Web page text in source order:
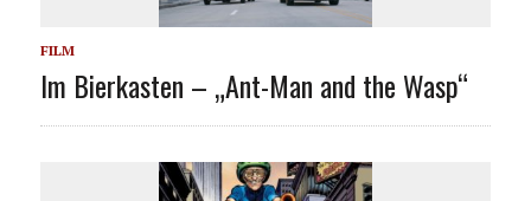
FILM
Im Bierkasten – „Ant-Man and the Wasp“